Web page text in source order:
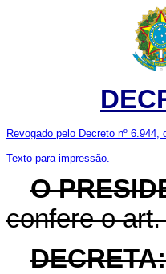
Revogado pelo Decreto nº 6.944,
Texto para impressão.
O
confere o
DECRETA: